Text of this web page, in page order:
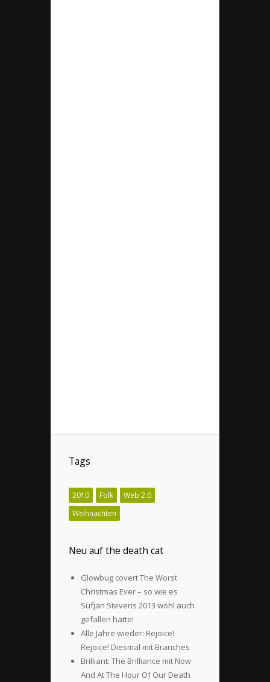
Tags
2010 Folk
Web 2.0
Weihnachten
Neu auf the death cat
Glowbug covert The Worst
Christmas Ever – so wie es
Sufjan Stevens 2013 wohl auch
gefallen hätte!
Alle Jahre wieder: Rejoice!
Rejoice! Diesmal mit Branches
Brilliant: The Brilliance mit Now
And At The Hour Of Our Death